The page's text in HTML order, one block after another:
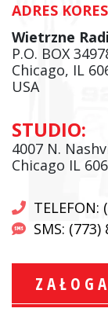
ADRES
Wietrzne
P.O. BOX
Chicago, IL
USA
STUDIO:
4007 N.
Chicago IL
TELEFON:
SMS: (773)
ZAŁOGA